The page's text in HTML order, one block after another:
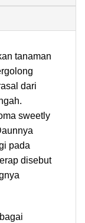
tanaman
dari
sweetly
pada
disebut